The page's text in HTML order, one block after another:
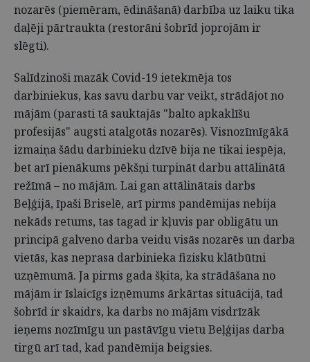
nozarēs (piemēram, ēdināšanā) darbība uz laiku tika
daļēji pārtraukta (restorāni šobrīd joprojām ir
slēgti).
Salīdzinoši mazāk Covid-19 ietekmēja tos
darbiniekus, kas savu darbu var veikt, strādājot no
mājām (parasti tā sauktajās "balto apkaklīšu
profesijās" augsti atalgotās nozarēs). Visnozīmīgākā
izmaiņa šādu darbinieku dzīvē bija ne tikai iespēja,
bet arī pienākums pēkšņi turpināt darbu attālinātā
režīmā – no mājām. Lai gan attālinātais darbs
Beļģijā, īpaši Briselē, arī pirms pandēmijas nebija
nekāds retums, tas tagad ir kļuvis par obligātu un
principā galveno darba veidu visās nozarēs un darba
vietās, kas neprasa darbinieka fizisku klātbūtni
uzņēmumā. Ja pirms gada šķita, ka strādāšana no
mājām ir īslaicīgs izņēmums ārkārtas situācijā, tad
šobrīd ir skaidrs, ka darbs no mājām visdrīzāk
ieņems nozīmīgu un pastāvīgu vietu Beļģijas darba
tirgū arī tad, kad pandēmija beigsies.